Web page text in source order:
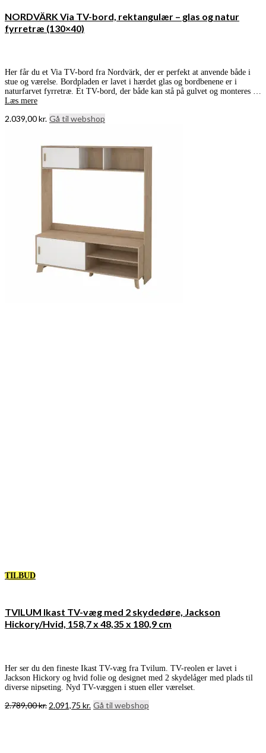
NORDVÄRK Via TV-bord, rektangulær – glas og natur
fyrretræ (130×40)
Her får du et Via TV-bord fra Nordvärk, der er perfekt at anvende både i
stue og værelse. Bordpladen er lavet i hærdet glas og bordbenene er i
naturfarvet fyrretræ. Et TV-bord, der både kan stå på gulvet og monteres …
Læs mere
2.039,00kr. Gå til webshop
TILBUD
TVILUM Ikast TV-væg med 2 skydedøre, Jackson
Hickory/Hvid, 158,7 x 48,35 x 180,9 cm
Her ser du den fineste Ikast TV-væg fra Tvilum. TV-reolen er lavet i
Jackson Hickory og hvid folie og designet med 2 skydelåger med plads til
diverse nipseting. Nyd TV-væggen i stuen eller værelset.
2.789,00kr. Den
2.091,75 kr. Den
Gå til webshop